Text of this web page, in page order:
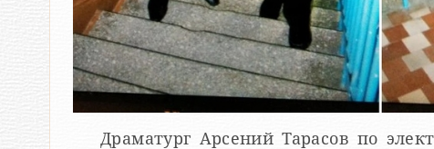
Драматург Арсений Тарасов по